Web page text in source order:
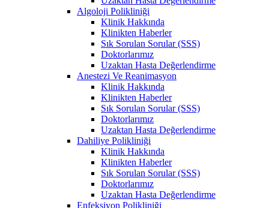
Algoloji Polikliniği
Klinik Hakkında
Klinikten Haberler
Sık Sorulan Sorular (SSS)
Doktorlarımız
Uzaktan Hasta Değerlendirme
Anestezi Ve Reanimasyon
Klinik Hakkında
Klinikten Haberler
Sık Sorulan Sorular (SSS)
Doktorlarımız
Uzaktan Hasta Değerlendirme
Dahiliye Polikliniği
Klinik Hakkında
Klinikten Haberler
Sık Sorulan Sorular (SSS)
Doktorlarımız
Uzaktan Hasta Değerlendirme
Enfeksiyon Polikliniği